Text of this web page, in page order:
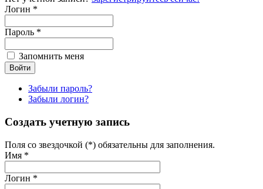
Логин *
Пароль *
Запомнить меня
Забыли пароль?
Забыли логин?
Создать учетную запись
Поля со звездочкой (*) обязательны для заполнения.
Имя *
Логин *